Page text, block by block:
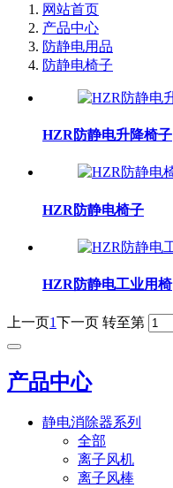
网站首页
产品中心
防静电用品
防静电椅子
HZR防静电升降椅子
HZR防静电椅子
HZR防静电工业用椅
上一页1下一页 转至第
产品中心
静电消除器系列
全部
离子风机
离子风棒